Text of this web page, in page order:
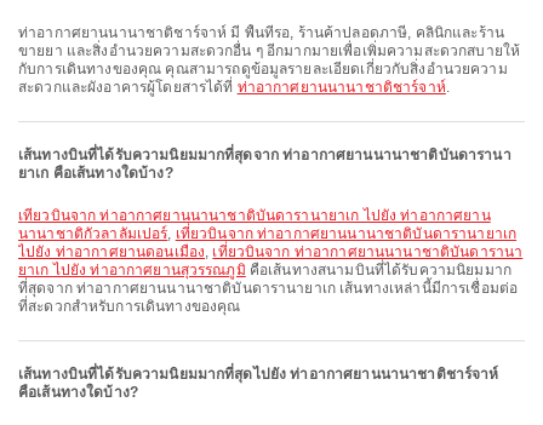
ท่าอากาศยานนานาชาติชาร์จาห์ มี พื้นที่รอ, ร้านค้าปลอดภาษี, คลินิกและร้าน
ขายยา และสิ่งอำนวยความสะดวกอื่น ๆ อีกมากมายเพื่อเพิ่มความสะดวกสบายให้
กับการเดินทางของคุณ คุณสามารถดูข้อมูลรายละเอียดเกี่ยวกับสิ่งอำนวยความ
สะดวกและผังอาคารผู้โดยสารได้ที่ ท่าอากาศยานนานาชาติชาร์จาห์.
เส้นทางบินที่ได้รับความนิยมมากที่สุดจาก ท่าอากาศยานนานาชาติบันดารานา
ยาเก คือเส้นทางใดบ้าง?
เที่ยวบินจาก ท่าอากาศยานนานาชาติบันดารานายาเก ไปยัง ท่าอากาศยาน
นานาชาติกัวลาลัมเปอร์, เที่ยวบินจาก ท่าอากาศยานนานาชาติบันดารานายาเก
ไปยัง ท่าอากาศยานดอนเมือง, เที่ยวบินจาก ท่าอากาศยานนานาชาติบันดารานา
ยาเก ไปยัง ท่าอากาศยานสุวรรณภูมิ คือเส้นทางสนามบินที่ได้รับความนิยมมาก
ที่สุดจาก ท่าอากาศยานนานาชาติบันดารานายาเก เส้นทางเหล่านี้มีการเชื่อมต่อ
ที่สะดวกสำหรับการเดินทางของคุณ
เส้นทางบินที่ได้รับความนิยมมากที่สุดไปยัง ท่าอากาศยานนานาชาติชาร์จาห์
คือเส้นทางใดบ้าง?